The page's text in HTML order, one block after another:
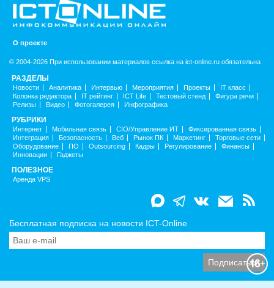
О проекте
© 2004-2026 При использовании материалов ссылка на ict-online.ru обязательна
РАЗДЕЛЫ
Новости Аналитика Интервью Мероприятия Проекты
IT класс
Колонка редактора
IT рейтинг ICT Life Тестовый стенд
Фигура речи
Релизы
Видео Фотогалерея Инфографика
РУБРИКИ
Интернет Мобильная связь CIO/Управление ИТ
Фиксированная связь
Интеграция
Безопасность Веб Рынок ПК Маркетинг
Торговые сети
Оборудование
ПО Outsourcing Кадры Регулирование
Финансы
Инновации
Гаджеты
ПОЛЕЗНОЕ
Аренда VPS
Бесплатная подписка на новости ICT-Online